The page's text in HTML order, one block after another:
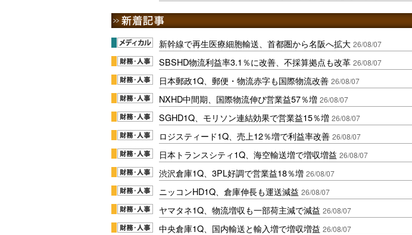
新幹線で再生医療細胞輸送、首都圏から名阪へ拡大 26/08/07
SBSHD物流利益率3.1％に改善、不採算拠点も改革 26/08/07
日本郵政1Q、郵便・物流赤字も国際物流改善 26/08/07
NXHD中間期、国際物流伸び営業益57％増 26/08/07
SGHD1Q、モリソン連結効果で営業益15％増 26/08/07
ロジスティード1Q、売上12％増で利益率改善 26/08/07
日本トランスシティ1Q、海空輸送増で増収増益 26/08/07
渋沢倉庫1Q、3PL好調で営業益18％増 26/08/07
ニッコンHD1Q、倉庫伸長も運送減益 26/08/07
ヤマタネ1Q、物流増収も一部荷主減で減益 26/08/07
中央倉庫1Q、国内輸送と輸入増で増収増益 26/08/07